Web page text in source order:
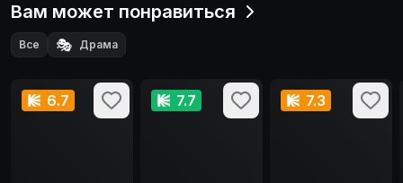
Вам может понравиться
Все 🎭 Драма
6.7 7.7 7.3